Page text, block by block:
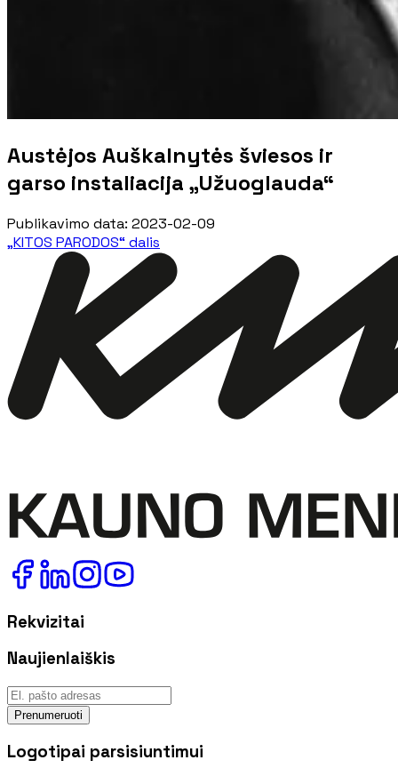
Austėjos Auškalnytės šviesos ir
garso instaliacija „Užuoglauda“
Publikavimo data: 2023-02-09
„KITOS PARODOS“ dalis
Rekvizitai
Naujienlaiškis
Prenumeruoti
Logotipai parsisiuntimui